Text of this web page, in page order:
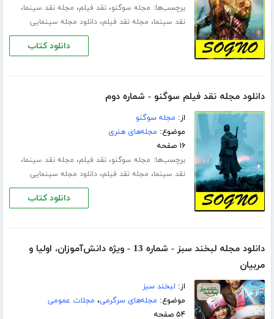
برچسب‌ها: مجله سوگنو،نقد فیلم، مجله نقد سینما،
نقد سینما، مجله نقد فیلم،دانلود مجله سینمایی
دانلود کتاب
دانلود مجله نقد فیلم سوگنو - شماره دوم
از: مجله سوگنو
موضوع: مجله‌های هنری
۱۶ صفحه
برچسب‌ها: مجله سوگنو،نقد فیلم، مجله نقد سینما،
نقد سینما، مجله نقد فیلم،دانلود مجله سینمایی
دانلود کتاب
دانلود مجله لبخند سبز - شماره 13 - ویژه دانش‌‌آموزان، اولیا و
مربیان
از: لبخند سبز
موضوع: مجله‌های سرگرمی، مجلات عمومی
۵۴ صفحه